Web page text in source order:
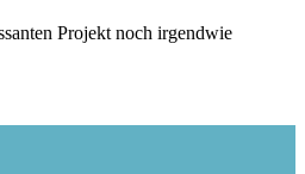
Projekt noch irgendwie